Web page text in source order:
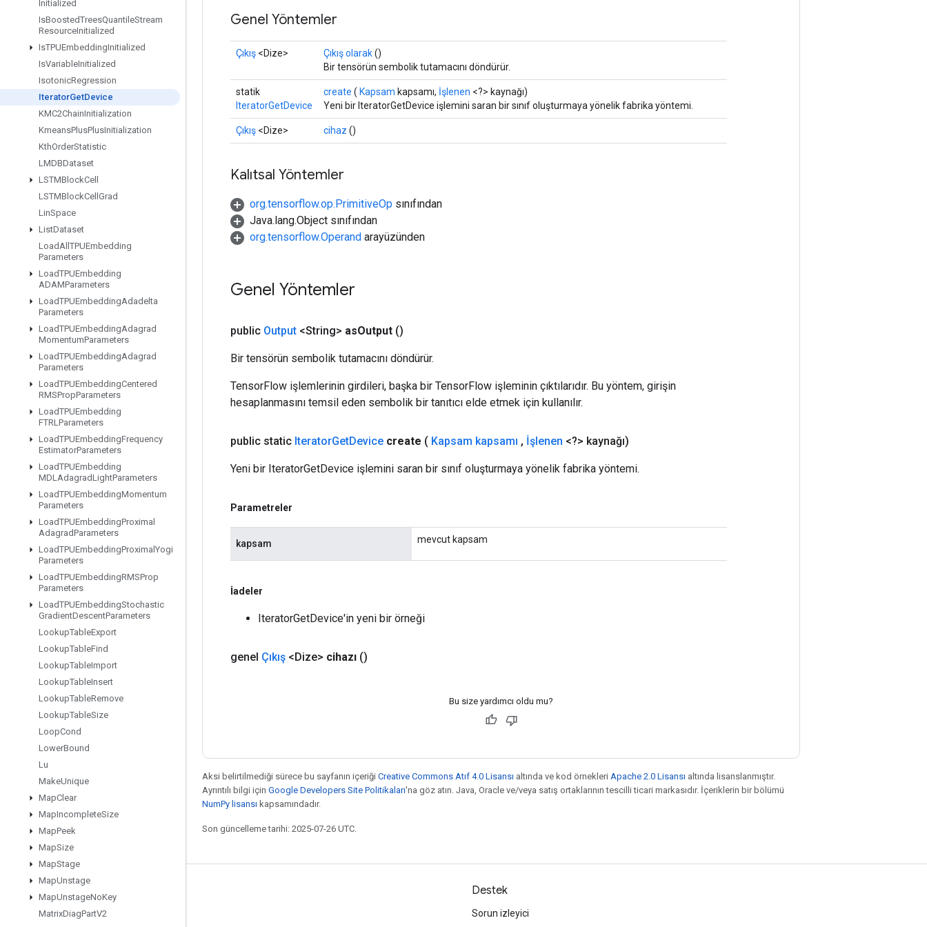
Initialized
IsBoostedTreesQuantileStream
ResourceInitialized
IsTPUEmbeddingInitialized
IsVariableInitialized
IsotonicRegression
IteratorGetDevice
KMC2ChainInitialization
KmeansPlusPlusInitialization
KthOrderStatistic
LMDBDataset
LSTMBlockCell
LSTMBlockCell Grad
LinSpace
ListDataset
LoadAll TPUEmbedding
Parameters
LoadTPUEmbedding
ADAMParameters
LoadTPUEmbeddingAdadelta
Parameters
LoadTPUEmbeddingAdagrad
MomentumParameters
LoadTPUEmbeddingAdagrad
Parameters
LoadTPUEmbeddingCentered
RMSPropParameters
LoadTPUEmbedding
FTRLParameters
LoadTPUEmbeddingFrequency
EstimatorParameters
LoadTPUEmbedding
MDLAdagradLightParameters
LoadTPUEmbeddingMomentum
Parameters
LoadTPUEmbeddingProximal
AdagradParameters
LoadTPUEmbeddingProximal Yogi
Parameters
LoadTPUEmbeddingRMSProp
Parameters
LoadTPUEmbeddingStochastic
GradientDescentParameters
LookupTableExport
LookupTableFind
LookupTableImport
LookupTableInsert
LookupTableRemove
LookupTableSize
LoopCond
LowerBound
Lu
MakeUnique
MapClear
MapIncompleteSize
MapPeek
MapSize
MapStage
MapUnstage
MapUnstageNoKey
MatrixDiagPartV2
Genel Yöntemler
Çıkış <Dize> Çıkış olarak()
Bir tensörün sembolik tutamacını döndürür.
statik
IteratorGetDevice
create ( Kapsam kapsamı, İşlenen <?> kaynağı)
Yeni bir IteratorGetDevice işlemini saran bir sınıf oluşturmaya yönelik fabrika yöntemi.
Çıkış <Dize> cihaz ()
Kalıtsal Yöntemler
org.tensorflow.op.PrimitiveOp sınıfından
Java.lang.Object sınıfından
org.tensorflow.Operand arayüzünden
Genel Yöntemler
public Output <String> asOutput ()
Bir tensörün sembolik tutamacını döndürür.
TensorFlow işlemlerinin girdileri, başka bir TensorFlow işleminin çıktılarıdır. Bu yöntem, girişin
hesaplanmasını temsil eden sembolik bir tanıtıcı elde etmek için kullanılır.
public static IteratorGetDevice create ( Kapsam kapsamı , İşlenen <?> kaynağı)
Yeni bir IteratorGetDevice işlemini saran bir sınıf oluşturmaya yönelik fabrika yöntemi.
Parametreler
kapsam mevcut kapsam
İadeler
IteratorGetDevice'in yeni bir örneği
genel Çıkış <Dize> cihazı ()
Bu size yardımcı oldu mu?
Aksi belirtilmediği sürece bu sayfanın içeriği Creative Commons Atıf 4.0 Lisansı altında ve kod örnekleri Apache 2.0 Lisansı altında lisanslanmıştır.
Ayrıntılı bilgi için Google Developers Site Politikaları'na göz atın. Java, Oracle ve/veya satış ortaklarının tescilli ticari markasıdır. İçeriklerin bir bölümü
NumPy lisansı kapsamındadır.
Son güncelleme tarihi: 2025-07-26 UTC.
Bağlı kalma Destek
Sorun izleyici